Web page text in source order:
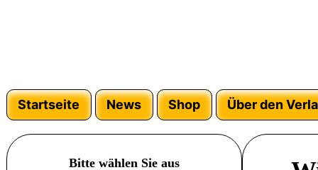
Startseite News Shop Über den
Bitte wählen Sie aus